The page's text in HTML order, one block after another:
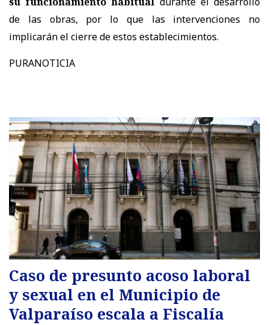
de las obras, por lo que las intervenciones no
implicarán el cierre de estos establecimientos.
PURANOTICIA
Caso de presunto acoso laboral
y sexual en el Municipio de
Valparaíso escala a Fiscalía